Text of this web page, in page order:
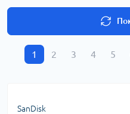
1 2 3 4 5
SanDisk